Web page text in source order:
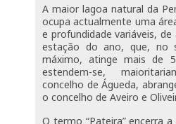
A maior lagoa natural da
ocupa actualmente uma
e profundidade variáveis,
estação do ano, que, no
máximo, atinge mais de
estendem-se,
concelho de Águeda,
o concelho de Aveiro e
O termo “Pateira” encerra a